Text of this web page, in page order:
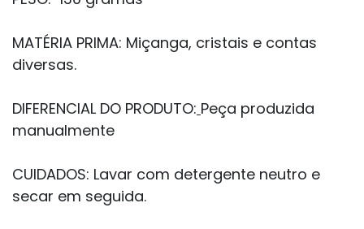
MATÉRIA PRIMA: Miçanga, cristais e contas
diversas.
DIFERENCIAL DO PRODUTO: Peça produzida
manualmente
CUIDADOS: Lavar com detergente neutro e
secar em seguida.